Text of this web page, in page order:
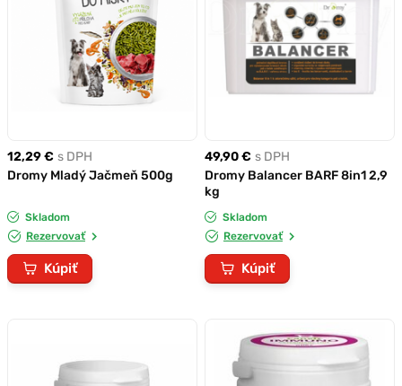
12,29 € s DPH
Dromy Mladý Jačmeň 500g
Skladom
Rezervovať
Kúpiť
49,90 € s DPH
Dromy Balancer BARF 8in1 2,9
kg
Skladom
Rezervovať
Kúpiť